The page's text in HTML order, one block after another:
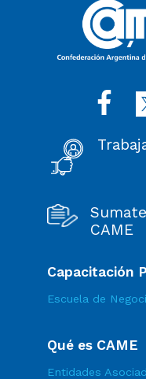
CAME
Capacitación
Escuela de
Qué es CAME
Entidades